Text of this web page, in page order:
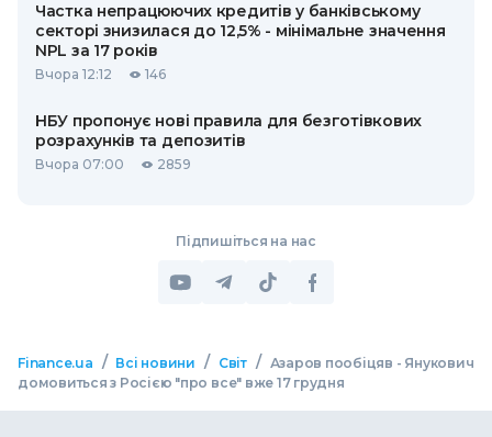
Частка непрацюючих кредитів у банківському
секторі знизилася до 12,5% - мінімальне значення
NPL за 17 років
Вчора 12:12 146
НБУ пропонує нові правила для безготівкових
розрахунків та депозитів
Вчора 07:00 2859
Підпишіться на нас
Finance.ua / Всі новини / Світ / Азаров пообіцяв - Янукович
домовиться з Росією "про все" вже 17 грудня